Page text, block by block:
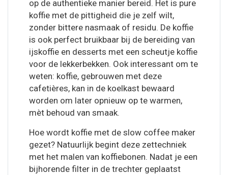
op de authentieke manier bereid. Het is pure
koffie met de pittigheid die je zelf wilt,
zonder bittere nasmaak of residu. De koffie
is ook perfect bruikbaar bij de bereiding van
ijskoffie en desserts met een scheutje koffie
voor de lekkerbekken. Ook interessant om te
weten: koffie, gebrouwen met deze
cafetières, kan in de koelkast bewaard
worden om later opnieuw op te warmen,
mèt behoud van smaak.
Hoe wordt koffie met de slow coffee maker
gezet? Natuurlijk begint deze zettechniek
met het malen van koffiebonen. Nadat je een
bijhorende filter in de trechter geplaatst